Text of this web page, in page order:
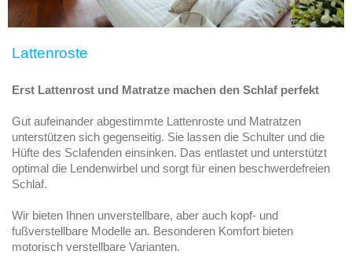
Lattenroste
Erst Lattenrost und Matratze machen den Schlaf perfekt
Gut aufeinander abgestimmte Lattenroste und Matratzen
unterstützen sich gegenseitig. Sie lassen die Schulter und die
Hüfte des Sclafenden einsinken. Das entlastet und unterstützt
optimal die Lendenwirbel und sorgt für einen beschwerdefreien
Schlaf.
Wir bieten Ihnen unverstellbare, aber auch kopf- und
fußverstellbare Modelle an. Besonderen Komfort bieten
motorisch verstellbare Varianten.